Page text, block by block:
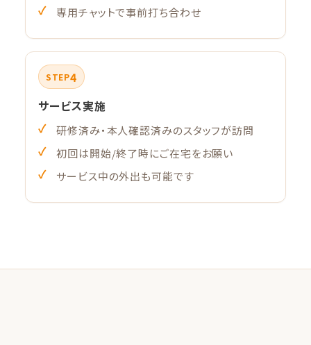
専用チャットで事前打ち合わせ
STEP4
サービス実施
研修済み・本人確認済みのスタッフが訪問
初回は開始/終了時にご在宅をお願い
サービス中の外出も可能です